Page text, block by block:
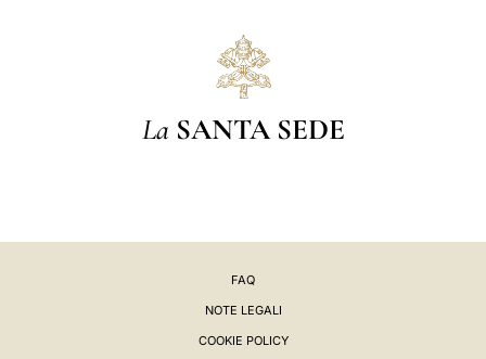
La SANTA SEDE
FAQ
NOTE LEGALI
COOKIE POLICY